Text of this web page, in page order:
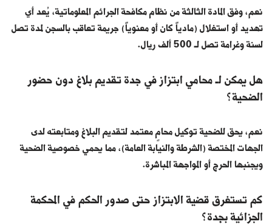
نعم، وفق المادة الثالثة من نظام مكافحة الجرائم المعلوماتية، يُعد أي
تهديد أو استغلال (مادياً كان أو معنوياً) جريمة تعاقب بالسجن لمدة تصل
لسنة وغرامة تصل لـ 500 ألف ريال.
هل يمكن لـ محامي ابتزاز في جدة تقديم بلاغ دون حضور
الضحية؟
نعم، يحق للضحية توكيل محامٍ معتمد لتقديم البلاغ ومتابعته لدى
الجهات المختصة (الشرطة والنيابة العامة)، مما يحمي خصوصية الضحية
ويجنبها الحرج أو المواجهة المباشرة.
كم تستغرق قضية الابتزاز حتى صدور الحكم في المحكمة
الجزائية بجدة؟